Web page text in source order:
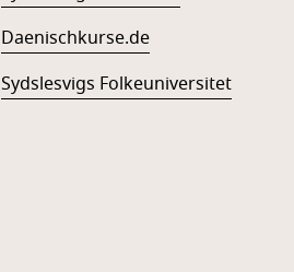
Daenischkurse.de
Sydslesvigs Folkeuniversitet